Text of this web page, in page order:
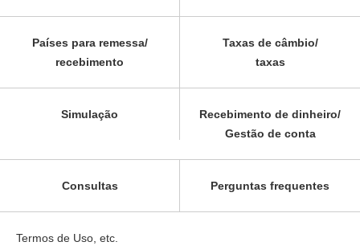
Países para remessa/
recebimento
Taxas de câmbio/
taxas
Simulação
Recebimento de dinheiro/
Gestão de conta
Consultas Perguntas frequentes
Termos de Uso, etc.